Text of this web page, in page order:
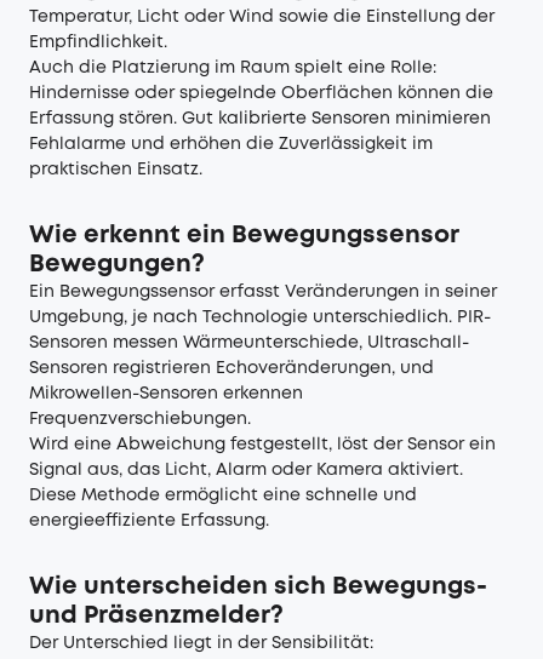
Temperatur, Licht oder Wind sowie die Einstellung der
Empfindlichkeit.
Auch die Platzierung im Raum spielt eine Rolle:
Hindernisse oder spiegelnde Oberflächen können die
Erfassung stören. Gut kalibrierte Sensoren minimieren
Fehlalarme und erhöhen die Zuverlässigkeit im
praktischen Einsatz.
Wie erkennt ein Bewegungssensor
Bewegungen?
Ein Bewegungssensor erfasst Veränderungen in seiner
Umgebung, je nach Technologie unterschiedlich. PIR-
Sensoren messen Wärmeunterschiede, Ultraschall-
Sensoren registrieren Echoveränderungen, und
Mikrowellen-Sensoren erkennen
Frequenzverschiebungen.
Wird eine Abweichung festgestellt, löst der Sensor ein
Signal aus, das Licht, Alarm oder Kamera aktiviert.
Diese Methode ermöglicht eine schnelle und
energieeffiziente Erfassung.
Wie unterscheiden sich Bewegungs-
und Präsenzmelder?
Der Unterschied liegt in der Sensibilität: